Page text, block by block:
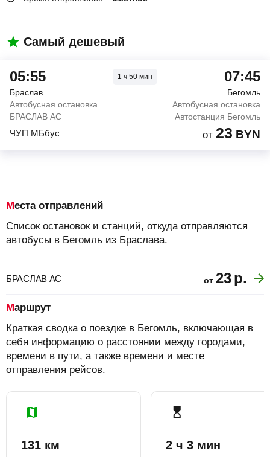
Самый дешевый
05:55 1 ч 50 мин 07:45
Браслав
Бегомль
Автобусная остановка
БРАСЛАВ АС
Автобусная остановка
Автостанция Бегомль
ЧУП МБбус от 23 BYN
Места отправлений
Список остановок и станций, откуда отправляются
автобусы в Бегомль из Браслава.
БРАСЛАВ АС от 23р.
Маршрут
Краткая сводка о поездке в Бегомль, включающая в
себя информацию о расстоянии между городами,
времени в пути, а также времени и месте
отправления рейсов.
131 км 2 ч 3 мин